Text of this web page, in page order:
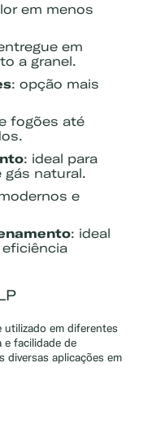
em menos
em
a granel.
: opção mais
fogões até
: ideal para
gás natural.
e
: ideal
utilizado em diferentes
e facilidade de
diversas aplicações em